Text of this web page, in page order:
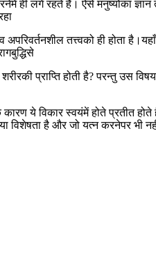
ही लगे रहते हैं। ऐसे मनुष्योंका ज्ञान
तत्त्वको ही होता
प्राप्ति होती है? परन्तु उस विषयमें
ये विकार स्वयंमें होते प्रतीत
विशेषता है और जो यत्न करनेपर भी